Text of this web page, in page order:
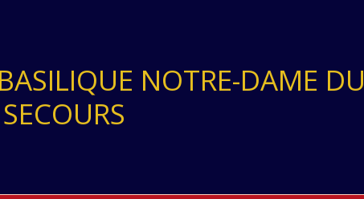
NOTRE-DAME DU